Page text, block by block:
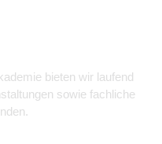
bieten wir laufend
sowie fachliche